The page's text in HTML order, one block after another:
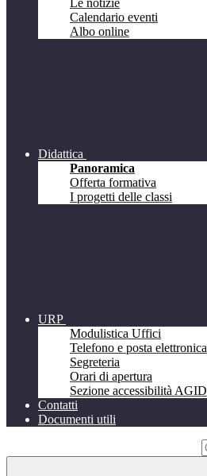
Le notizie
Calendario eventi
Albo online
Didattica
Panoramica
Offerta formativa
I progetti delle classi
URP
Modulistica Uffici
Telefono e posta elettronica
Segreteria
Orari di apertura
Sezione accessibilità AGID
Contatti
Documenti utili